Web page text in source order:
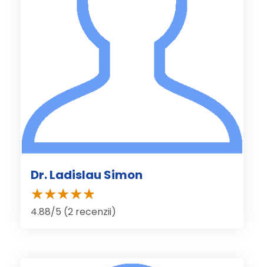
Dr. Ladislau Simon
4.88/5 (2 recenzii)